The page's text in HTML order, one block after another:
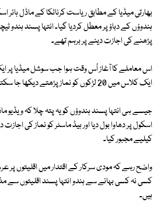
بھارتی میڈیا کے مطابق ریاست کرناٹکا کے ماڈل ہائر
ہندوؤں کے دباؤ پر معطل کردیا گیا۔ انتہا پسند ہندو
پڑھنے کی اجازت دینے پر برہم تھے۔
اس معاملے کا آغاز اُس وقت ہوا جب سوشل میڈیا پر
ایک کلاس میں 20 لڑکوں کو نماز پڑھتے دیکھا جا سکتا تھا۔
جیسے ہی انتہا پسند ہندوؤں کو یہ پتہ چلا کہ ویڈیو
اسکول پر دھاوا بول دیا اور ہیڈ ماسٹر کو نماز کی
کیلیے مجبور کیا۔
واضح رہے کہ مودی سرکار کے اقتدار میں اقلیتوں پر
کسی نہ کسی بہانے سے ہندو انتہا پسند اقلیتوں سے
ہیں۔